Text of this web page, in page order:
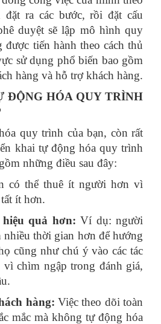
đặt ra các bước, rồi đặt cấu
duyệt sẽ lập mô hình quy
tiến hành theo cách thủ
sử dụng phổ biến bao gồm
hàng và hỗ trợ khách hàng.
ĐỘNG HÓA QUY TRÌNH
quy trình của bạn, còn rất
khai tự động hóa quy trình
những điều sau đây:
có thể thuê ít người hơn vì
ít hơn.
quả hơn: Ví dụ: người
nhiều thời gian hơn để hướng
cũng như chú ý vào các tác
chìm ngập trong đánh giá,
hàng: Việc theo dõi toàn
mắc mà không tự động hóa